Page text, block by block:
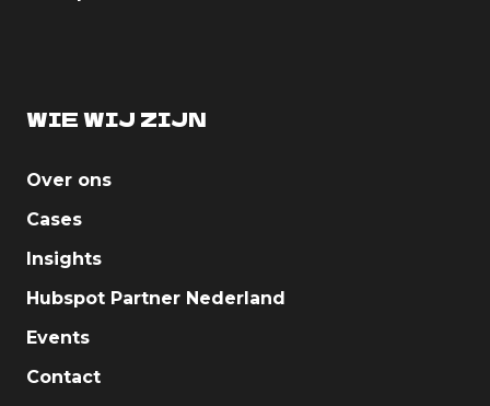
WIE WIJ ZIJN
Over ons
Cases
Insights
Hubspot Partner Nederland
Events
Contact